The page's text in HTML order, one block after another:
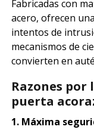
Fabricadas con
acero, ofrecen
intentos de
mecanismos de
convierten en
Razones
puerta
1. Máxima